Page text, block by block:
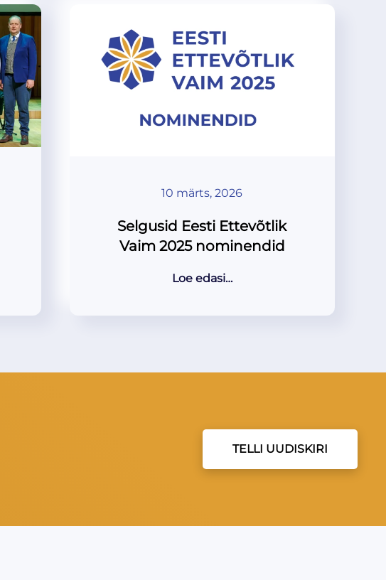
10 märts, 2026
Selgusid Eesti Ettevõtlik
Vaim 2025 nominendid
Loe edasi…
TELLI UUDISKIRI